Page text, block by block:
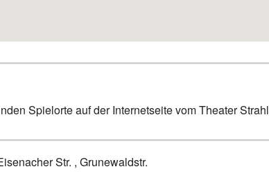
Spielorte auf der Internetseite vom Theater
Str. , Grunewaldstr.